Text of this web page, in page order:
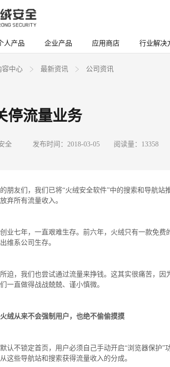
人产品 企业产品 应用商店 行业解决
容中心 最新资讯 公司资讯
停流量业务
全 发布时间：2018-03-05 阅读量：13358
朋友们，我们已将“火绒安全软件”中的搜索和导航
弃所有流量收入。
业七年，一直艰难生存。前六年，火绒只有一款免
维系公司生存。
迫，我们也尝试通过流量来挣钱。这其实很痛苦，
一直做得战战兢兢、谨小慎微。
火绒从来不会强制用户，也绝不偷偷摸摸
认不锁定首页，用户必须自己手动开启“浏览器保护
这些导航站和搜索获得流量收入的分成。